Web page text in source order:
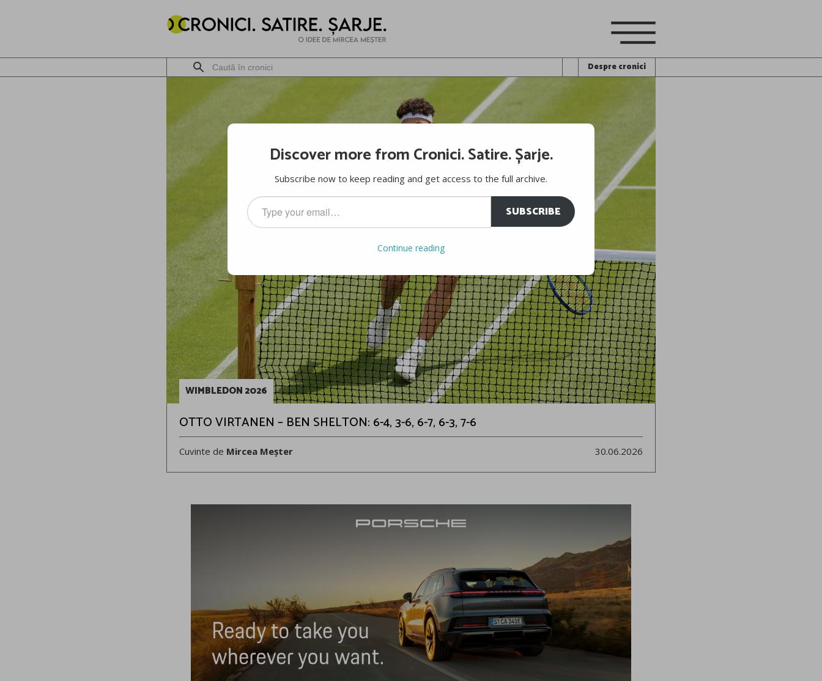
Despre cronici
WIMBLEDON 2026
OTTO VIRTANEN – BEN SHELTON: 6-4, 3-6, 6-7, 6-3, 7-6
Cuvinte de Mircea Meșter 30.06.2026
Discover more from Cronici. Satire. Șarje.
Subscribe now to keep reading and get access to the full archive.
Type
your
email…
SUBSCRIBE
Continue reading